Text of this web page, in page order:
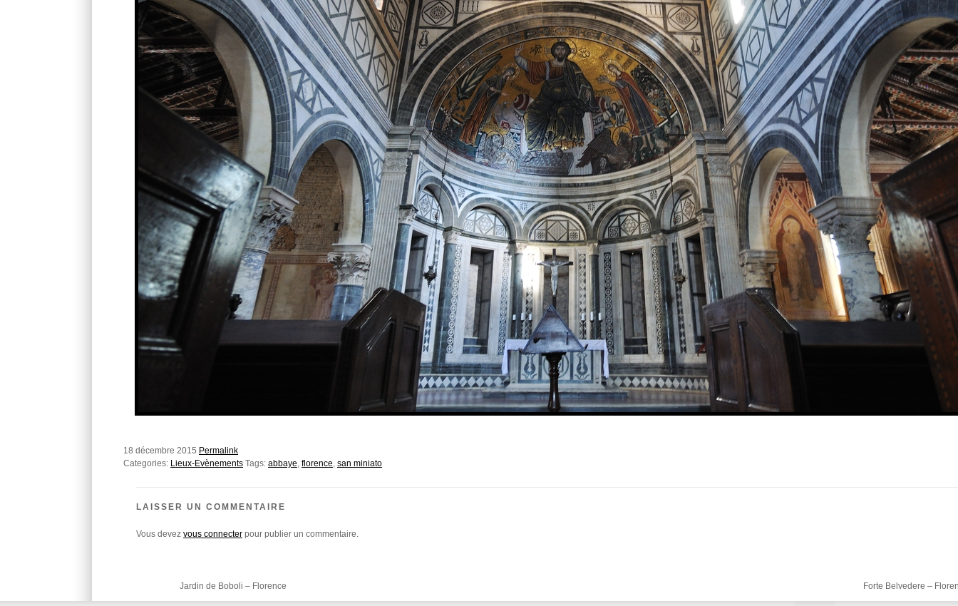
18 décembre 2015 Permalink
Categories: Lieux-Evènements Tags: abbaye, florence, san miniato
LAISSER UN COMMENTAIRE
Vous devez vous connecter pour publier un commentaire.
Forte Belvedere –
Jardin de Boboli – Florence